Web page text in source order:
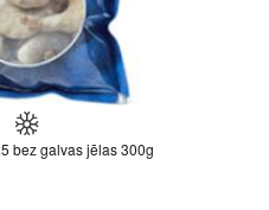
bez galvas jēlas 300g